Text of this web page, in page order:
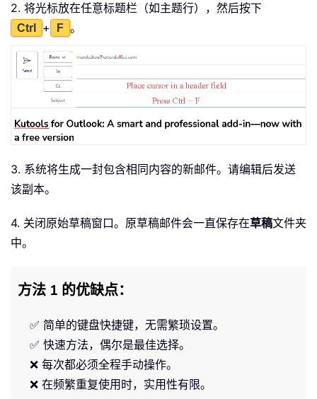
2. 将光标放在任意标题栏（如主题行），然后按下
Ctrl + F 。
3. 系统将生成一封包含相同内容的新邮件。请编辑后发送
该副本。
4. 关闭原始草稿窗口。原草稿邮件会一直保存在草稿文件夹
中。
方法 1 的优缺点：
✅ 简单的键盘快捷键，无需繁琐设置。
✅ 快速方法，偶尔是最佳选择。
❌ 每次都必须全程手动操作。
❌ 在频繁重复使用时，实用性有限。